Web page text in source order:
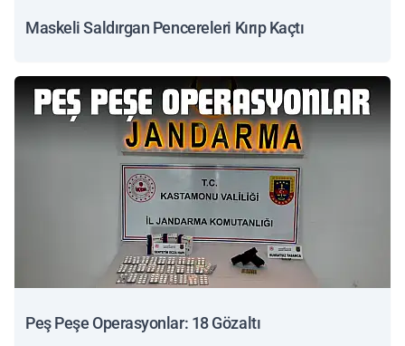
Maskeli Saldırgan Pencereleri Kırıp Kaçtı
Peş Peşe Operasyonlar: 18 Gözaltı